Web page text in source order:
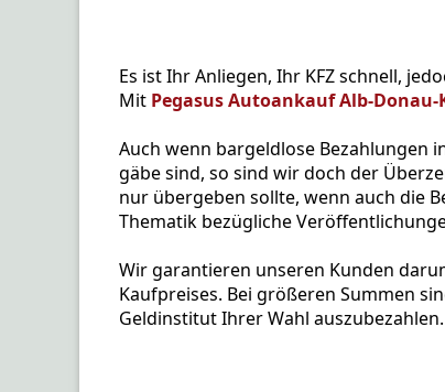
Es ist Ihr Anliegen, Ihr KFZ schnell,
Mit Pegasus Autoankauf Alb-Donau-
Auch wenn bargeldlose Bezahlungen
gäbe sind, so sind wir doch der
nur übergeben sollte, wenn auch die
Thematik bezügliche
Wir garantieren unseren Kunden
Kaufpreises. Bei größeren Summen
Geldinstitut Ihrer Wahl auszubezahlen.